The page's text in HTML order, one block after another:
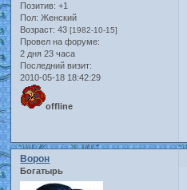
Позитив: +1
Пол: Женский
Возраст: 43[1982-10-15]
Провел на форуме:
2 дня 23 часа
Последний визит:
2010-05-18 18:42:29
offline
Ворон
Богатырь